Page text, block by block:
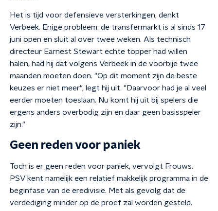
Het is tijd voor defensieve versterkingen, denkt
Verbeek. Enige probleem: de transfermarkt is al sinds 17
juni open en sluit al over twee weken. Als technisch
directeur Earnest Stewart echte topper had willen
halen, had hij dat volgens Verbeek in de voorbije twee
maanden moeten doen. "Op dit moment zijn de beste
keuzes er niet meer", legt hij uit. "Daarvoor had je al veel
eerder moeten toeslaan. Nu komt hij uit bij spelers die
ergens anders overbodig zijn en daar geen basisspeler
zijn."
Geen reden voor paniek
Toch is er geen reden voor paniek, vervolgt Frouws.
PSV kent namelijk een relatief makkelijk programma in de
beginfase van de eredivisie. Met als gevolg dat de
verdediging minder op de proef zal worden gesteld.